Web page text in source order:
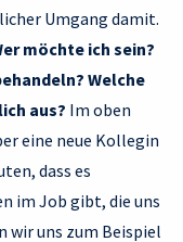
Umgang damit.
möchte ich sein?
Welche
aus? Im oben
eine neue Kollegin
dass es
im Job gibt, die uns
wir uns zum Beispiel